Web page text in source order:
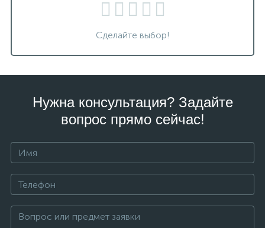
Сделайте выбор!
Нужна консультация? Задайте
вопрос прямо сейчас!